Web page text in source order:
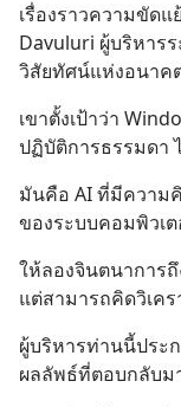
เรื่องราวความขัด
Davuluri ผู้บริหาร
วิสัยทัศน์แห่งอนาค
เขาตั้งเป้าว่า
ปฏิบัติการธรรมดา
มันคือ AI ที่มีความ
ของระบบคอมพิวเ
ให้ลองจินตนาการ
แต่สามารถคิดวิเค
ผู้บริหารท่านนี้ประ
ผลลัพธ์ที่ตอบกลับม